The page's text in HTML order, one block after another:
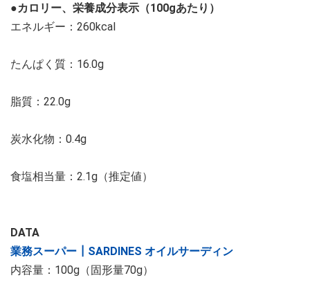
●カロリー、栄養成分表示（100gあたり）
エネルギー：260kcal
たんぱく質：16.0g
脂質：22.0g
炭水化物：0.4g
食塩相当量：2.1g（推定値）
DATA
業務スーパー┃SARDINES オイルサーディン
内容量：100g（固形量70g）